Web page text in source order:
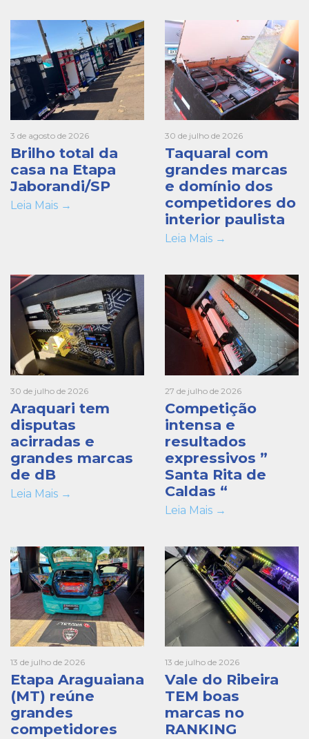
3 de agosto de 2026
Brilho total da
casa na Etapa
Jaborandi/SP
Leia Mais →
30 de julho de 2026
Taquaral com
grandes marcas
e domínio dos
competidores do
interior paulista
Leia Mais →
30 de julho de 2026
Araquari tem
disputas
acirradas e
grandes marcas
de dB
Leia Mais →
27 de julho de 2026
Competição
intensa e
resultados
expressivos ”
Santa Rita de
Caldas “
Leia Mais →
13 de julho de 2026
Etapa Araguaiana
(MT) reúne
grandes
competidores
13 de julho de 2026
Vale do Ribeira
TEM boas
marcas no
RANKING